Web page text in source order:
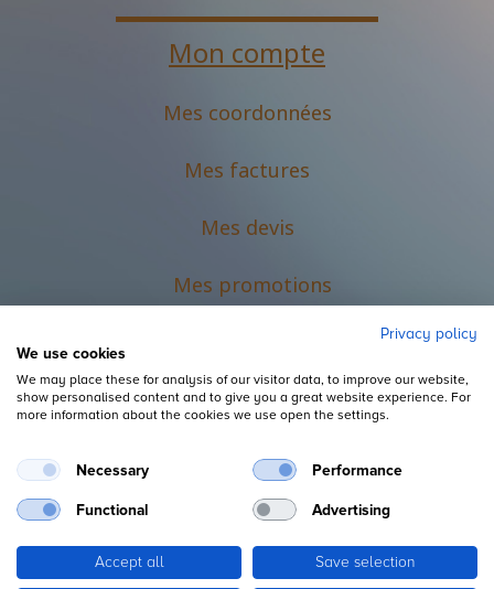
Mon compte
Mes coordonnées
Mes factures
Mes devis
Mes promotions
Mentions légales
Privacy policy
We use cookies
We may place these for analysis of our visitor data, to improve our website,
show personalised content and to give you a great website experience. For
more information about the cookies we use open the settings.
Necessary Performance
Functional Advertising
Accept all Save selection